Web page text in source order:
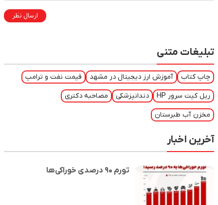
ارسال نظر
تبلیغات متنی
چاپ کتاب آموزش ارز دیجیتال در مشهد قیمت نفت و ترامپ
ریل کیت سرور HP دندانپزشکی مصاحبه دکتری
مخزن آب طبرستان
آخرین اخبار
تورم ۹۰ درصدی خوراکی‌ها